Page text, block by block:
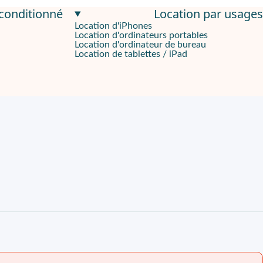
l’édition, le rendu et le multitâche en routines
Location par usages
Location d'iPhones
Location d'ordinateurs portables
Location d'ordinateur de bureau
Location de tablettes / iPad